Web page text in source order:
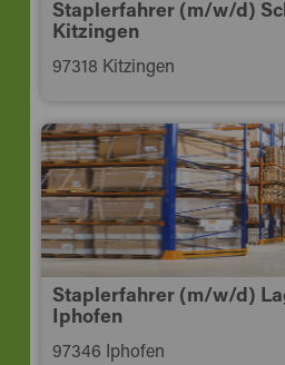
Staplerfahrer (m/w/d)
Kitzingen
97318 Kitzingen
Staplerfahrer (m/w/d)
Iphofen
97346 Iphofen